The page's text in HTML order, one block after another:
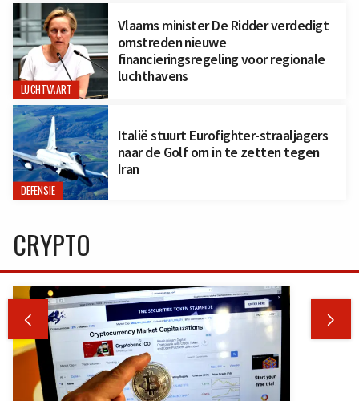
LUCHTVAART
Vlaams minister De Ridder verdedigt
omstreden nieuwe
financieringsregeling voor regionale
luchthavens
DEFENSIE
Italië stuurt Eurofighter-straaljagers
naar de Golf om in te zetten tegen
Iran
CRYPTO
 